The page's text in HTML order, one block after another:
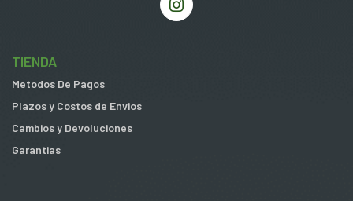
TIENDA
Metodos De Pagos
Plazos y Costos de Envios
Cambios y Devoluciones
Garantias